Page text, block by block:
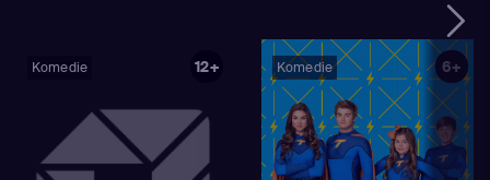
Komedie 12+ Komedie 6+